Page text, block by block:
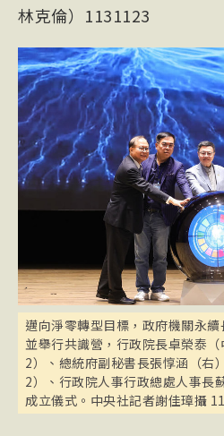
林克倫）1131123
邁向淨零轉型目標，政府機關永續
並舉行共識營，行政院長卓榮泰
2）、總統府副秘書長張惇涵（右
2）、行政院人事行政總處人事長
成立儀式。中央社記者謝佳璋攝